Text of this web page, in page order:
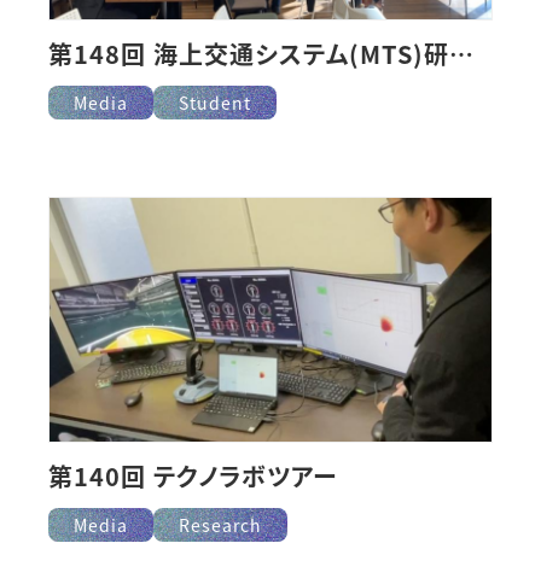
Media Student
第148回 海上交通システム(MTS)研究会にて登壇
Media Research
第140回 テクノラボツアー